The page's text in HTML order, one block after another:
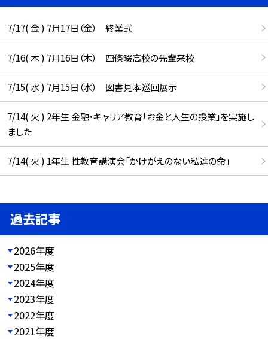
7/17( 金 ) 7月17日（金） 終業式
7/16( 木 ) 7月16日（木） 四條畷高校の先輩来校
7/15( 水 ) 7月15日（水） 図書見本巡回展示
7/14( 火 ) 2年生 金融・キャリア教育「お金と人生の授業」を実施し
ました
7/14( 火 ) 1年生 性教育講演会「かけがえのない私達の命」
過去記事
2026年度
2025年度
2024年度
2023年度
2022年度
2021年度